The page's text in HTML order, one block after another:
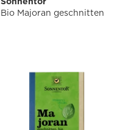
Bio Majoran geschnitten